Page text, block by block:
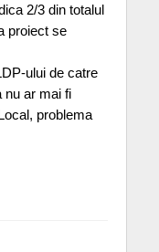
2/3 din totalul
proiect se
ului de catre
nu ar mai fi
problema